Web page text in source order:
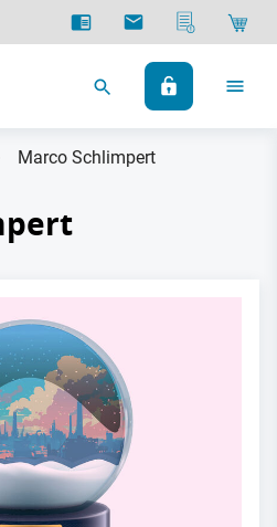
Marco Schlimpert